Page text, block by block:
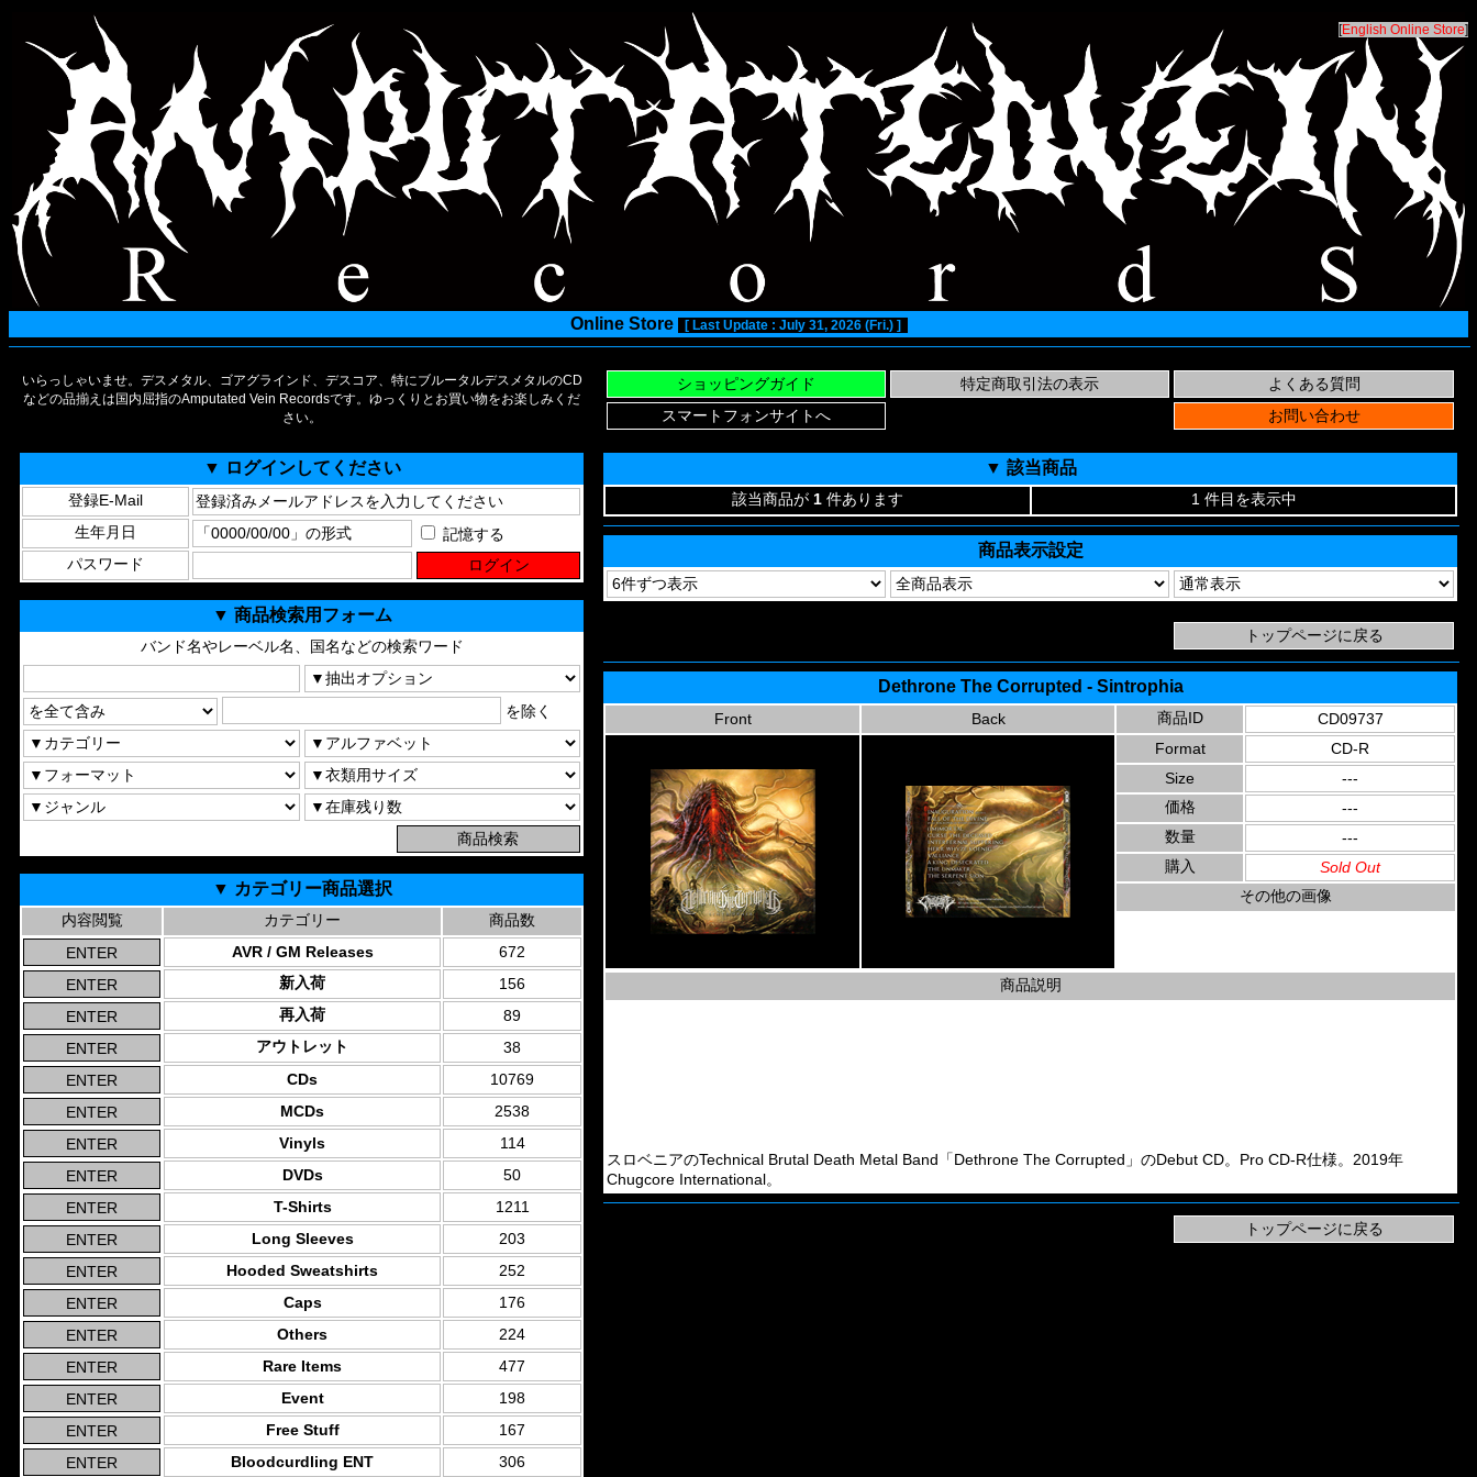
[English Online Store]
Online Store [ Last Update : July 31, 2026 (Fri.) ]
いらっしゃいませ。デスメタル、ゴアグラインド、デスコア、特にブルータルデスメタルのCD
などの品揃えは国内屈指のAmputated Vein Recordsです。ゆっくりとお買い物をお楽しみくだ
さい。
▼ ログインしてください
登録E-Mail
生年月日
記憶する
パスワード
▼ 商品検索用フォーム
バンド名やレーベル名、国名などの検索ワード
を除く
▼ カテゴリー商品選択
内容閲覧 カテゴリー
商品数
AVR / GM Releases
672
新入荷
156
再入荷
89
アウトレット
38
CDs
10769
MCDs
2538
Vinyls
114
DVDs
50
T-Shirts
1211
Long Sleeves
203
Hooded Sweatshirts
252
Caps
176
Others
224
Rare Items
477
Event
198
Free Stuff
167
Bloodcurdling ENT
306
▼ 該当商品
該当商品が 1 件あります 1 件目を表示中
商品表示設定
Dethrone The Corrupted - Sintrophia
Front Back 商品ID
CD09737
Format
CD-R
Size
---
価格
---
数量
---
購入
Sold Out
その他の画像
商品説明
スロベニアのTechnical Brutal Death Metal Band「Dethrone The Corrupted」のDebut CD。Pro CD-R仕様。2019年
Chugcore International。